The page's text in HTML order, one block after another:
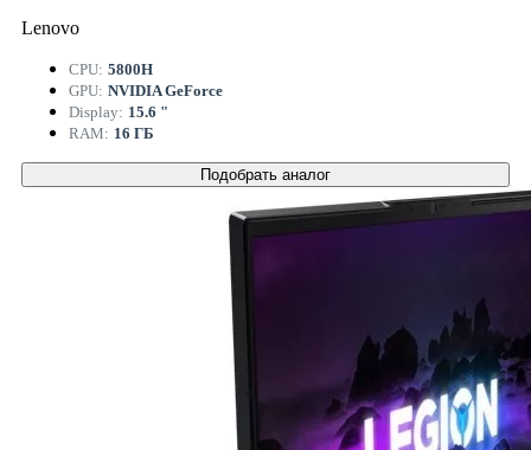
Lenovo
CPU: 5800H
GPU: NVIDIA GeForce
Display: 15.6 "
RAM: 16 ГБ
Подобрать аналог